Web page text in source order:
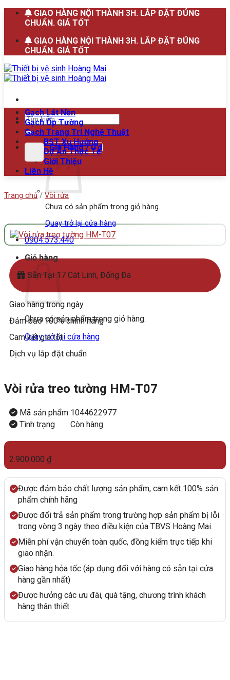
dung
GIAO HÀNG NỘI THÀNH 3H. LẮP ĐẶT ĐÚNG
CHUẨN. GIÁ TỐT
GIAO HÀNG NỘI THÀNH 3H. LẮP ĐẶT ĐÚNG
CHUẨN. GIÁ TỐT
Tìm
kiếm:
Giỏ Hàng /0₫
Chưa có sản phẩm trong giỏ hàng.
Quay trở lại cửa hàng
0904.573.440
Giỏ hàng
Chưa có sản phẩm trong giỏ hàng.
Quay trở lại cửa hàng
Gạch Lát Nền
Gạch Ốp Tường
Gạch Trang Trí Nghệ Thuật
BST Xu Hướng
Dự Án Thực Tế
Giới Thiệu
Liên Hệ
Trang chủ / Vòi rửa
Sẵn Tại 17 Cát Linh, Đống Đa
Giao hàng trong ngày
Đảm bảo 100% chính hãng
Cam kết giá tốt
Dịch vụ lắp đặt chuẩn
Vòi rửa treo tường HM-T07
Mã sản phẩm 1044622977
Tình trạng
Còn hàng
2.900.000 ₫
Được đảm bảo chất lượng sản phẩm, cam kết 100% sản
phẩm chính hãng
Được đổi trả sản phẩm trong trường hợp sản phẩm bị lỗi
trong vòng 3 ngày theo điều kiện của TBVS Hoàng Mai.
Miễn phí vận chuyển toàn quốc, đồng kiểm trực tiếp khi
giao nhận.
Giao hàng hỏa tốc (áp dụng đối với hàng có sẵn tại cửa
hàng gần nhất)
Được hưởng các ưu đãi, quà tặng, chương trình khách
hàng thân thiết.